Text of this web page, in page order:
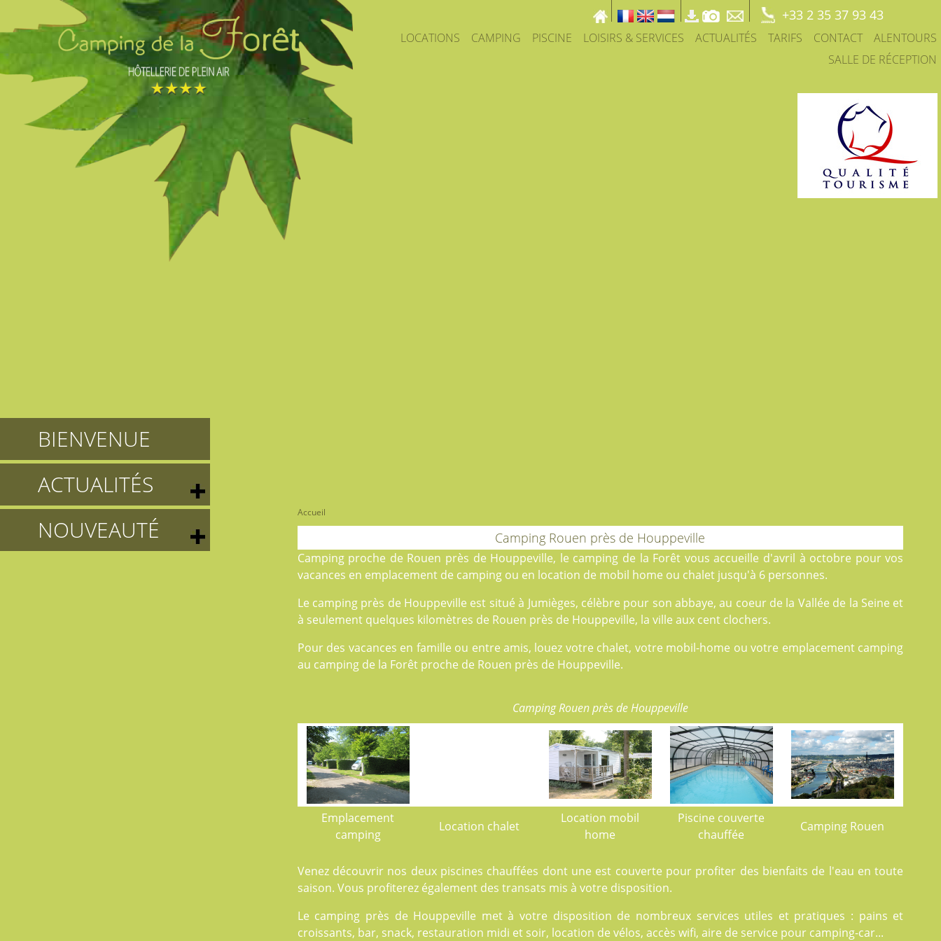
+33 2 35 37 93 43
LOCATIONS CAMPING PISCINE LOISIRS & SERVICES ACTUALITÉS TARIFS CONTACT
ALENTOURS
SALLE DE RÉCEPTION
BIENVENUE
ACTUALITÉS
NOUVEAUTÉ
Accueil
Camping Rouen près de Houppeville
Camping proche de Rouen près de Houppeville, le camping de la Forêt vous accueille d'avril à octobre pour vos
vacances en emplacement de campingou en location de mobil home ou chalet jusqu'à 6 personnes.
Le camping près de Houppeville est situé à Jumièges, célèbre pour son abbaye, au coeur de la Vallée de la Seine et
à seulement quelques kilomètres de Rouen près de Houppeville, la ville aux cent clochers.
Pour des vacances en famille ou entre amis, louez votre chalet, votre mobil-home ou votre emplacement camping
au camping de la Forêt proche de Rouen près de Houppeville.
Camping Rouen près de Houppeville
Emplacement
camping
Location chalet
Location mobil
home
Piscine couverte
chauffée
Camping Rouen
Venez découvrir nos deux piscines chauffées dont une est couverte pour profiter des bienfaits de l'eau en toute
saison. Vous profiterez également des transats mis à votre disposition.
Le camping près de Houppeville met à votre disposition de nombreux services utiles et pratiques : pains et
croissants, bar, snack, restauration midi et soir, location de vélos, accès wifi, aire de service pour camping-car...